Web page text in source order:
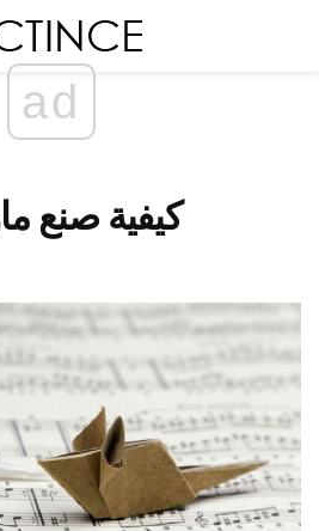
ad
كيفية صنع